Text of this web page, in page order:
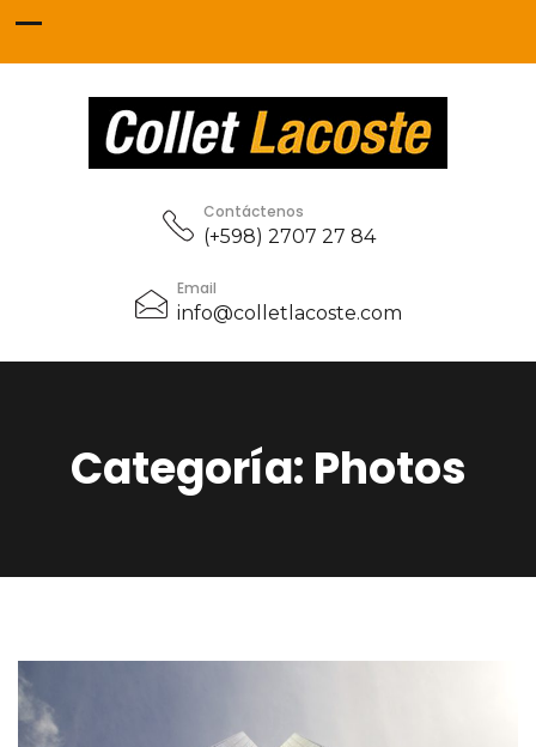
Contáctenos
(+598) 2707 27 84
Email
info@colletlacoste.com
Categoría: Photos